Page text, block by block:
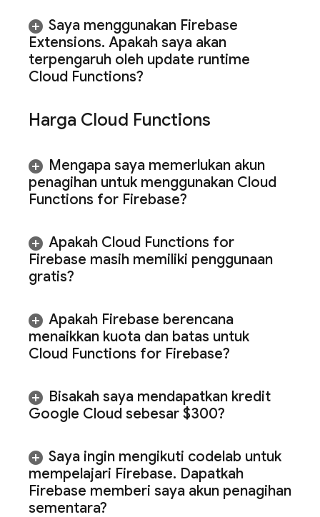
Saya menggunakan Firebase
Extensions. Apakah saya akan
terpengaruh oleh update runtime
Cloud Functions?
Harga Cloud Functions
Mengapa saya memerlukan akun
penagihan untuk menggunakan Cloud
Functions for Firebase?
Apakah Cloud Functions for
Firebase masih memiliki penggunaan
gratis?
Apakah Firebase berencana
menaikkan kuota dan batas untuk
Cloud Functions for Firebase?
Bisakah saya mendapatkan kredit
Google Cloud sebesar $300?
Saya ingin mengikuti codelab untuk
mempelajari Firebase. Dapatkah
Firebase memberi saya akun penagihan
sementara?